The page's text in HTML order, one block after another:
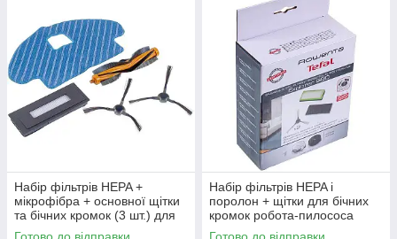
Набір фільтрів HEPA +
мікрофібра + основної щітки
та бічних кромок (3 шт.) для
пилососа 930 DEEBOT
Набір фільтрів HEPA і
поролон + щітки для бічних
кромок робота-пилососа
Rowenta ZR177002